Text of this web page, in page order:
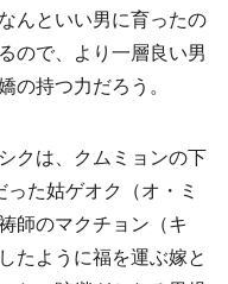
んといい男に育ったの
ので、より一層良い男
の持つ力だろう。
クは、クムミョンの下
た姑ゲオク（オ・ミ
師のマクチョン（キ
たように福を運ぶ嫁と